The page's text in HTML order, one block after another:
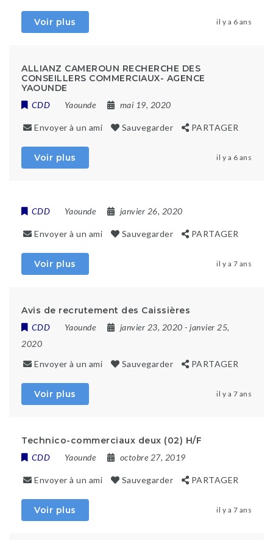
Voir plus il y a 6 ans
ALLIANZ CAMEROUN RECHERCHE DES
CONSEILLERS COMMERCIAUX- AGENCE
YAOUNDE
CDD Yaounde mai 19, 2020
Envoyer à un ami Sauvegarder PARTAGER
Voir plus il y a 6 ans
CDD Yaounde janvier 26, 2020
Envoyer à un ami Sauvegarder PARTAGER
Voir plus il y a 7 ans
Avis de recrutement des Caissières
CDD Yaounde janvier 23, 2020 - janvier 25,
2020
Envoyer à un ami
Sauvegarder PARTAGER
Voir plus il y a 7 ans
Technico-commerciaux deux (02) H/F
CDD Yaounde octobre 27, 2019
Envoyer à un ami Sauvegarder PARTAGER
Voir plus il y a 7 ans